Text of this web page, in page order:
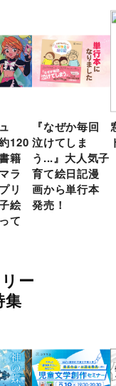
120
籍
ラ
リ
絵
て
『なぜか毎回
泣けてしま
う...』大人気子
育て絵日記漫
画から単行本
発売！
ー
集